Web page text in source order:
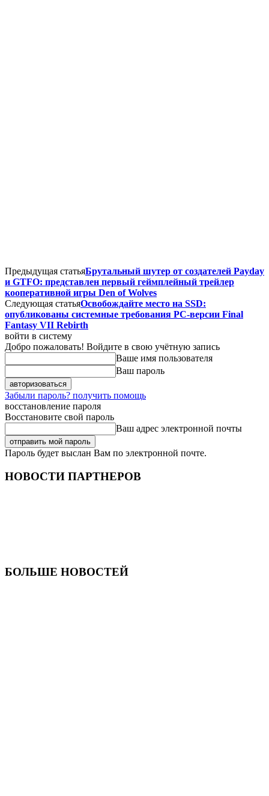
Предыдущая статьяБрутальный шутер от создателей Payday
и GTFO: представлен первый геймплейный трейлер
кооперативной игры Den of Wolves
Следующая статьяОсвобождайте место на SSD:
опубликованы системные требования PC-версии Final
Fantasy VII Rebirth
войти в систему
Добро пожаловать! Войдите в свою учётную запись
Ваше имя пользователя
Ваш пароль
Забыли пароль? получить помощь
восстановление пароля
Восстановите свой пароль
Ваш адрес электронной почты
Пароль будет выслан Вам по электронной почте.
НОВОСТИ ПАРТНЕРОВ
БОЛЬШЕ НОВОСТЕЙ